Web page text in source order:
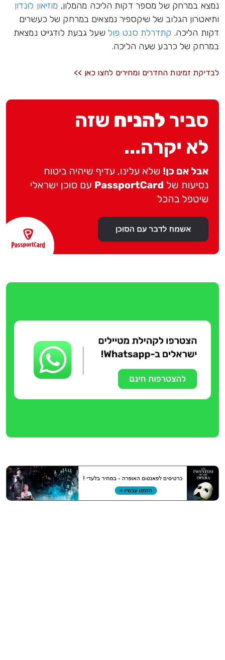
נמצא במרחק של מספר דקות הליכה מהמלון, מוזיאון לונדון
ותיאטרון הגלוב של שיקספיר נמצאים במרחק של כעשרים
דקות הליכה. קתדרלת סנט פול שעל גבעת לודגייט נמצאת
במרחק של כרבע שעה הליכה.
לבדיקת זמינות החדרים ומחירים לחצו כאן >>